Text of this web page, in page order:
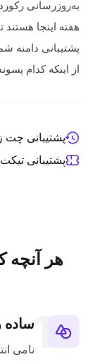
هفته اینجا هستند
پشتیبانی دامنه
از اینکه کدام
پشتیبانی چت زنده 24
پشتیبانی تیکت
هر آنچه
ساده
نامی